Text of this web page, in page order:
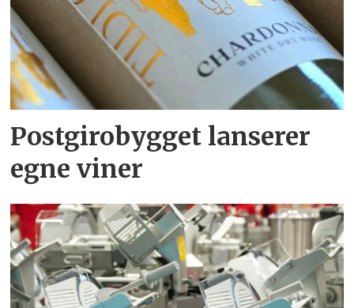
Postgirobygget lanserer
egne viner